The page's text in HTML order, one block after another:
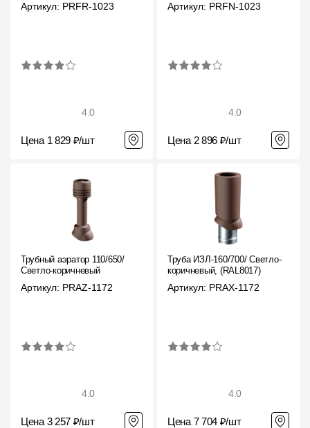
Артикул: PRFR-1023
4.0
Цена 1 829 ₽/шт
Артикул: PRFN-1023
4.0
Цена 2 896 ₽/шт
Трубный аэратор 110/650/
Светло-коричневый
Артикул: PRAZ-1172
4.0
Цена 3 257 ₽/шт
Труба ИЗЛ-160/700/ Светло-
коричневый, (RAL8017)
Артикул: PRAX-1172
4.0
Цена 7 704 ₽/шт